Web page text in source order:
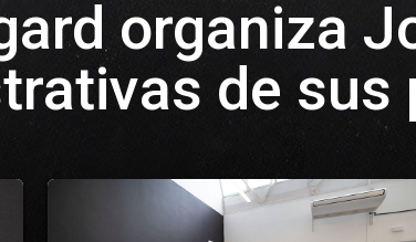
organiza
de sus